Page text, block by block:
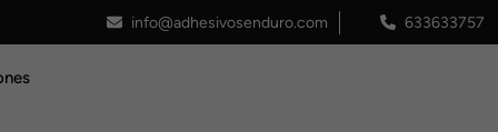
info@adhesivosenduro.com 633633757